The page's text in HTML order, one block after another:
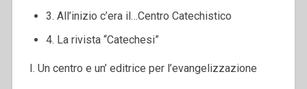
3. All’inizio c’era il…Centro Catechistico
4. La rivista “Catechesi”
I. Un centro e un’ editrice per l’evangelizzazione